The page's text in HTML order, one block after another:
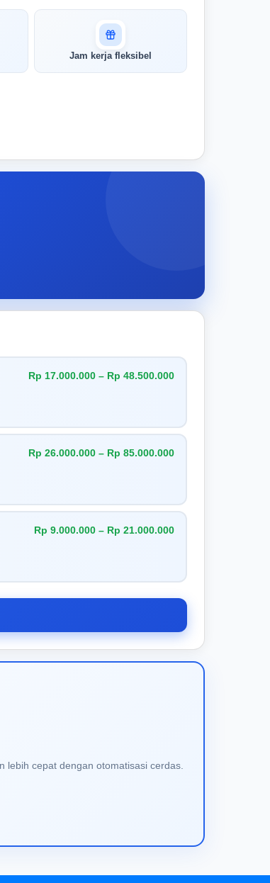
Jam kerja fleksibel
Rp 17.000.000 – Rp 48.500.000
Rp 26.000.000 – Rp 85.000.000
Rp 9.000.000 – Rp 21.000.000
lebih cepat dengan otomatisasi cerdas.